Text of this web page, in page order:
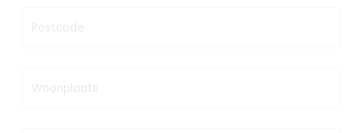
Postcode
Woonplaats